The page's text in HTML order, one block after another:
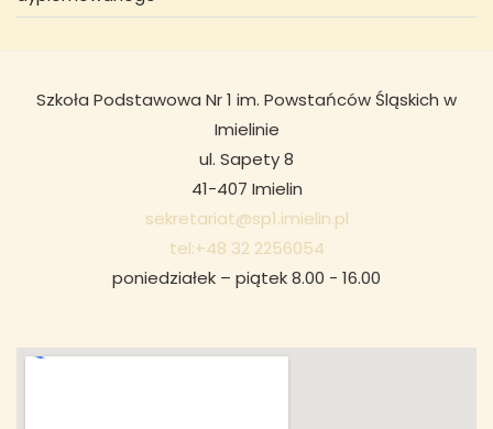
Szkoła Podstawowa Nr 1 im. Powstańców Śląskich w
Imielinie
ul. Sapety 8
41-407 Imielin
sekretariat@sp1.imielin.pl
tel:+48 32 2256054
poniedziałek – piątek 8.00 - 16.00